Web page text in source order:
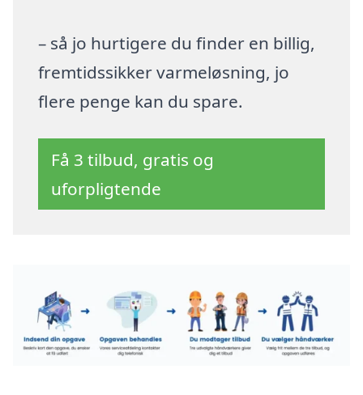
– så jo hurtigere du finder en billig,
fremtidssikker varmeløsning, jo
flere penge kan du spare.
Få 3 tilbud, gratis og
uforpligtende